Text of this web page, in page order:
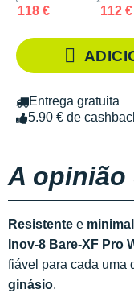
118 € 112 €
Entrega gratuita
5.90 € de
A opinião
Resistente e
Inov-8 Bare-XF Pro
fiável para cada uma
ginásio.